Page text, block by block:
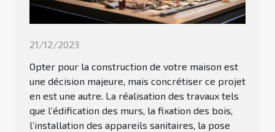
21/12/2023
Opter pour la construction de votre maison est
une décision majeure, mais concrétiser ce projet
en est une autre. La réalisation des travaux tels
que l’édification des murs, la fixation des bois,
l’installation des appareils sanitaires, la pose